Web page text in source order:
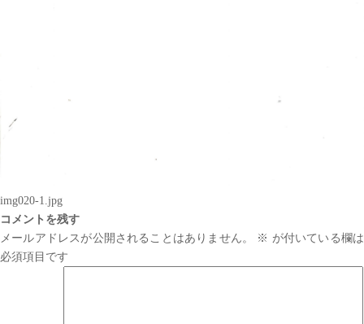
img020-1.jpg
コメントを残す
メールアドレスが公開されることはありません。
※ が付いている欄は
必須項目です